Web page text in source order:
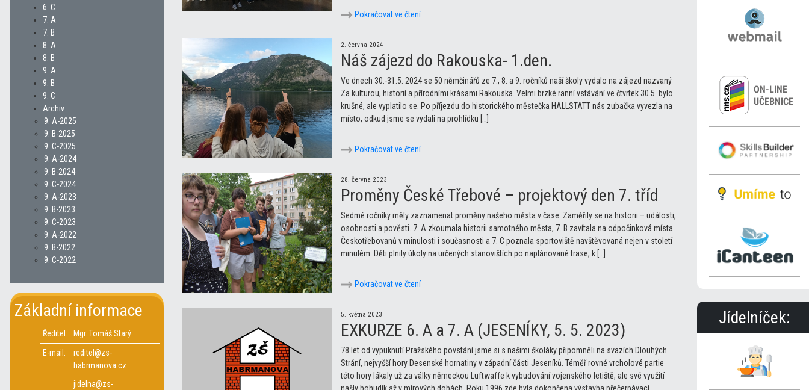
Jídelníček:
6. C
7. A
7. B
8. A
8. B
9. A
9. B
9. C
Archiv
9. A-2025
9. B-2025
9. C-2025
9. A-2024
9. B-2024
9. C-2024
9. A-2023
9. B-2023
9. C-2023
9. A-2022
9. B-2022
9. C-2022
Základní informace
Ředitel:
Mgr. Tomáš Starý
E-mail:
reditel@zs-
habrmanova.cz
jidelna@zs-
Pokračovat ve čtení
2. června 2024
Náš zájezd do Rakouska- 1.den.
Ve dnech 30.-31.5. 2024 se 50 němčinářů ze 7., 8. a 9. ročníků naší školy vydalo na zájezd nazvaný
Za kulturou, historií a přírodními krásami Rakouska. Velmi brzké ranní vstávání ve čtvrtek 30.5. bylo
krušné, ale vyplatilo se. Po příjezdu do historického městečka HALLSTATT nás zubačka vyvezla na
místo, odkud jsme se vydali na prohlídku […]
Pokračovat ve čtení
28. června 2023
Proměny České Třebové – projektový den 7. tříd
Sedmé ročníky měly zaznamenat proměny našeho města v čase. Zaměřily se na historii – události,
osobnosti a pověsti. 7. A zkoumala historii samotného města, 7. B zavítala na odpočinková místa
Českotřebovanů v minulosti i současnosti a 7. C poznala sportoviště navštěvovaná nejen v století
minulém. Děti plnily úkoly na určených stanovištích po naplánované trase, k […]
Pokračovat ve čtení
5. května 2023
EXKURZE 6. A a 7. A (JESENÍKY, 5. 5. 2023)
78 let od vypuknutí Pražského povstání jsme si s našimi školáky připomněli na svazích Dlouhých
Strání, nejvyšší hory Desenské hornatiny v západní části Jeseníků. Téměř rovné vrcholové partie
této hory lákaly už za války německou Luftwaffe k vybudování vojenského letiště, ale své využití